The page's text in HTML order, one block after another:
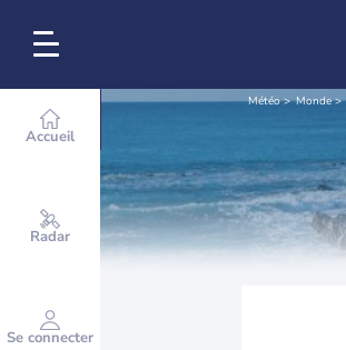
Accueil
Radar
Se connecter
Météo Monde